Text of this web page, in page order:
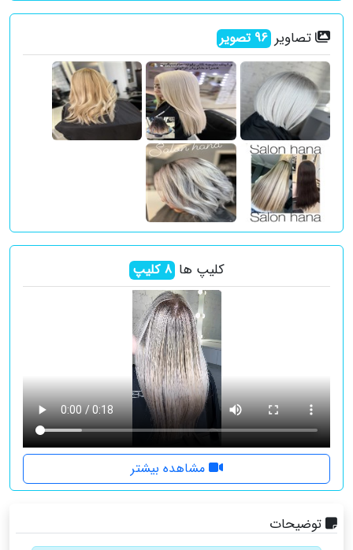
تصاویر 96تصویر
کلیپ ها8کلیپ
مشاهده بیشتر
توضیحات